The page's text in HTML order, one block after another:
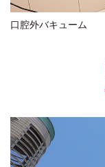
口腔外バキューム